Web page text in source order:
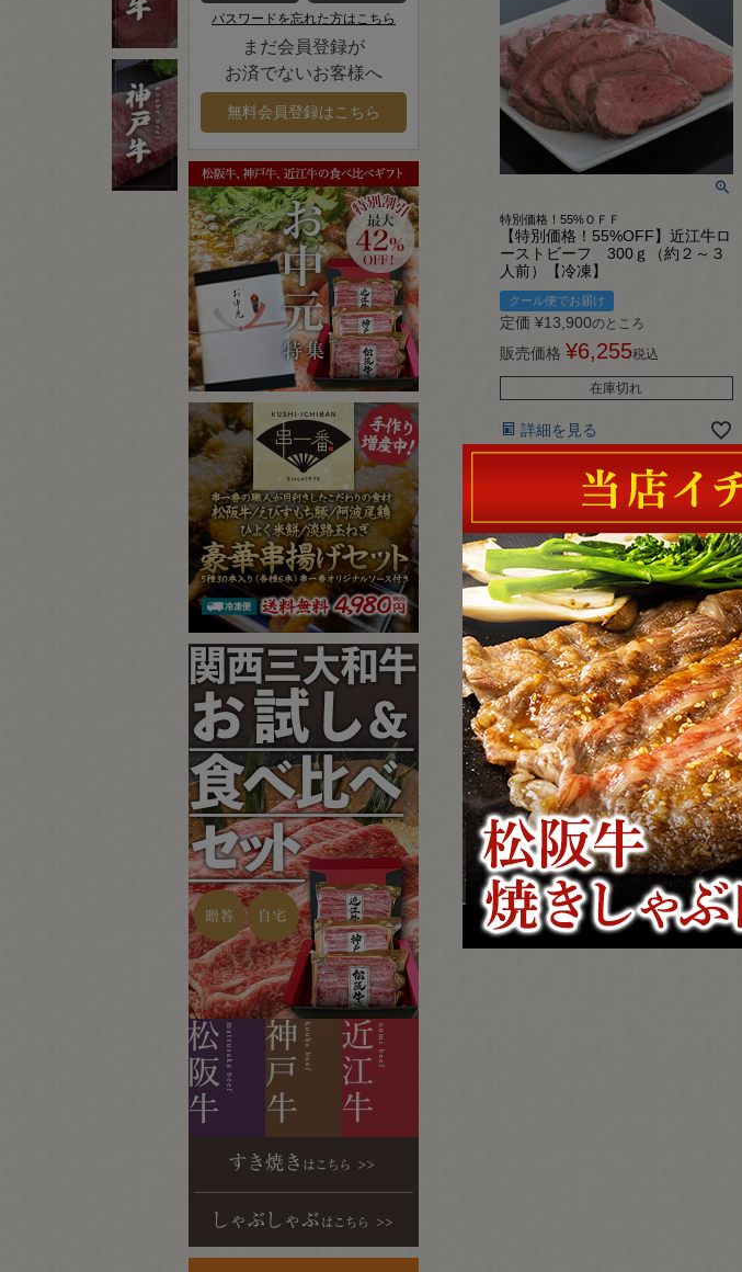
パスワードを忘れた方はこちら
まだ会員登録が
お済でないお客様へ
無料会員登録はこちら
特別価格！55%ＯＦＦ
【特別価格！55%OFF】近江牛ロ
ーストビーフ 300ｇ（約２～３
人前）【冷凍】
クール便でお届け
定価 ¥13,900のところ
販売価格 ¥6,255税込
在庫切れ
詳細を見る
並び替え 価格が安い順 価格が高い順